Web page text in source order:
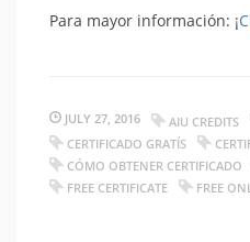
Para mayor información: ¡
JULY 27, 2016 AIU CREDITS
CERTIFICADO GRATÍS
CÓMO OBTENER CERTIFICADO
FREE CERTIFICATE
FREE